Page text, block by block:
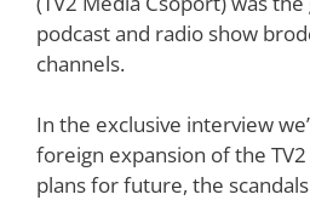
podcast and radio show
channels.
In the exclusive interview
foreign expansion of the TV2
plans for future, the